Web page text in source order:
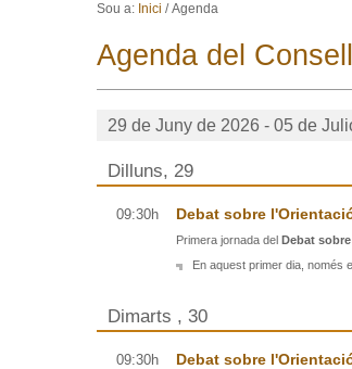
Sou a: Inici /Agenda
Agenda del
29 de Juny de 2026 - 05 de
Dilluns, 29
09:30h Debat sobre
Primera jornada del Debat
En aquest primer dia, només
Dimarts , 30
09:30h Debat sobre